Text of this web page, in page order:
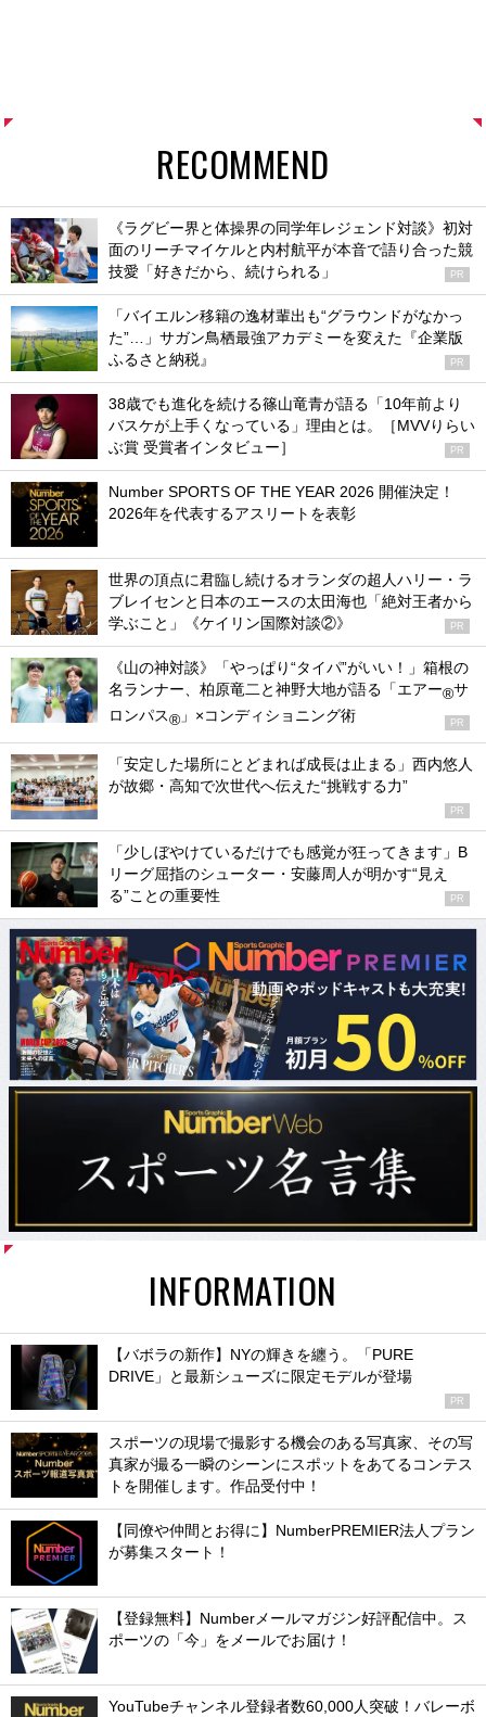
RECOMMEND
《ラグビー界と体操界の同学年レジェンド対談》初対
面のリーチマイケルと内村航平が本音で語り合った競
技愛「好きだから、続けられる」
PR
「バイエルン移籍の逸材輩出も“グラウンドがなかっ
た”…」サガン鳥栖最強アカデミーを変えた『企業版
ふるさと納税』
PR
38歳でも進化を続ける篠山竜青が語る「10年前より
バスケが上手くなっている」理由とは。［MVVりらい
ぶ賞 受賞者インタビュー］
PR
Number SPORTS OF THE YEAR 2026 開催決定！
2026年を代表するアスリートを表彰
世界の頂点に君臨し続けるオランダの超人ハリー・ラ
ブレイセンと日本のエースの太田海也「絶対王者から
学ぶこと」《ケイリン国際対談②》
PR
《山の神対談》「やっぱり“タイパ”がいい！」箱根の
名ランナー、柏原竜二と神野大地が語る「エアー®サ
ロンパス® 」×コンディショニング術 PR
「安定した場所にとどまれば成長は止まる」西内悠人
が故郷・高知で次世代へ伝えた“挑戦する力”
PR
「少しぼやけているだけでも感覚が狂ってきます」B
リーグ屈指のシューター・安藤周人が明かす“見え
る”ことの重要性
PR
INFORMATION
【バボラの新作】NYの輝きを纏う。「PURE
DRIVE」と最新シューズに限定モデルが登場
PR
スポーツの現場で撮影する機会のある写真家、その写
真家が撮る一瞬のシーンにスポットをあてるコンテス
トを開催します。作品受付中！
【同僚や仲間とお得に】NumberPREMIER法人プラン
が募集スタート！
【登録無料】Numberメールマガジン好評配信中。ス
ポーツの「今」をメールでお届け！
YouTubeチャンネル登録者数60,000人突破！バレーボ